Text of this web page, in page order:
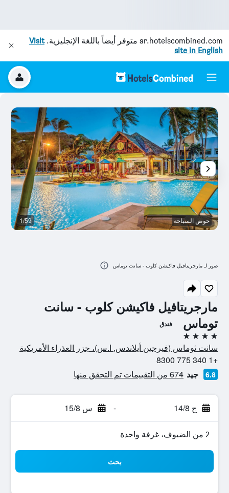
ar.hotelscombined.com متوفر أيضاً باللغة الإنجليزية.Visit
site in English
مارجريتافيل فاكيشن كلوب - سانت
توماس
فندق
4 نجوم
سانت ثوماس (فيرجين أيلاندس, ا.س)، جزر العذراء الأمريكية
+1 340 775 8300
6.8 جيد 674 من التقييمات تم التحقق منها
ج 14/8 - س 15/8
2 من الضيوف، غرفة واحدة
بحث
حوض السباحة 1/59
صور لـ مارجريتافيل فاكيشن كلوب - سانت توماس